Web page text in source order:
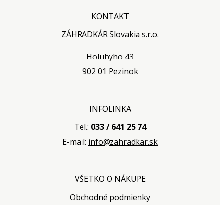
KONTAKT
ZÁHRADKÁR Slovakia s.r.o.
Holubyho 43
902 01 Pezinok
INFOLINKA
Tel.: 033 / 641 25 74
E-mail: info@zahradkar.sk
VŠETKO O NÁKUPE
Obchodné podmienky